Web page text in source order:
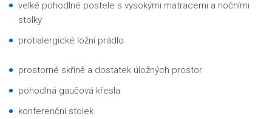
velké pohodlné postele s vysokými matracemi a nočními
stolky
protialergické ložní prádlo
prostorné skříně a dostatek úložných prostor
pohodlná gaučová křesla
konferenční stolek